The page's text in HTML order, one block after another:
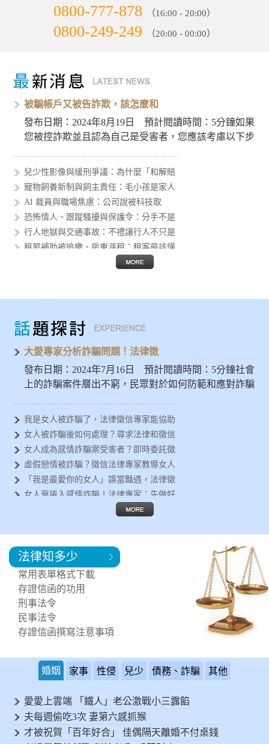
0800-777-878 （16:00 - 20:00）
0800-249-249 （20:00 - 00:00）
被騙帳戶又被告詐欺，該怎麼和
發布日期：2024年8月19日 預計閱讀時間：5分鐘如果
您被控詐欺並且認為自己是受害者，您應該考慮以下步
兒少性影像與緩刑爭議：為什麼「和解賠
寵物飼養新制與飼主責任：毛小孩是家人
AI 裁員與職場焦慮：公司說被科技取
恐怖情人、跟蹤騷擾與保護令：分手不是
行人地獄與交通事故：不禮讓行人不只是
租屋補助被追繳、房東漲租：租客最該懂
個資外洩後的人生風險：身分證字號、護
發揮大愛精神避免被詐騙，徵信專家示警
女人容易被金錢詐騙？法律徵信專家分析
大愛專家分析詐騙問題！法律徵
發布日期：2024年7月16日 預計閱讀時間：5分鐘社會
上的詐騙案件層出不窮，民眾對於如何防範和應對詐騙
我是女人被詐騙了，法律徵信專家能協助
女人被詐騙後如何處理？尋求法律和徵信
女人成為感情詐騙案受害者？即時委託徵
虛假戀情被詐騙？徵信法律專家教導女人
「我是最愛你的女人」誤當豔遇，法律徵
女人衰捲入感情詐騙！法律專家：先做好
遇到行車糾紛怎麼辦？法律專家告訴你這
鄰居每天製造噪音讓您受不了！可以進行
突然遇到法律問題，該如何尋求協助?
需要專業的法律諮詢，何處可以尋求協助
法律知多少
常用表單格式下載
存證信函的功用
刑事法令
民事法令
存證信函撰寫注意事項
婚姻 家事 性侵 兒少 債務、詐騙 其他
愛愛上雲端 「鐵人」老公激戰小三露餡
夫每週偷吃3次 妻第六感抓猴
才被祝賀「百年好合」 佳偶隔天離婚不付桌錢